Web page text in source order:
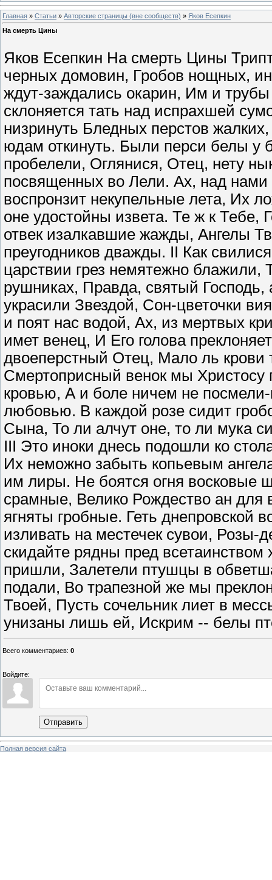
Главная » Статьи » Авторские страницы (вне сообществ) » Яков Есепкин
На смерть Цины
Яков Есепкин На смерть Цины
черных домовин, Гробов нощных,
ждут-заждались окарин, Им и
склоняется тать над испрахшей
низринуть Бледных перстов
юдам откинуть. Были перси белы у
пробелели, Оглянися, Отец, нету
посвященных во Лели. Ах, над
воспронзит некупельные лета, Их
оне удостойны извета. Те ж к Тебе,
отвек изалкавшие жажды, Ангелы
преугодников дважды. II Как
царствии грез немятежно блажили,
рушниках, Правда, святый
украсили Звездой, Сон-цветочки
и поят нас водой, Ах, из мертвых
имет венец, И Его голова
двоеперстный Отец, Мало ль крови
Смертоприсный венок мы Христосу
кровью, А и боле ничем не
любовью. В каждой розе сидит
Сына, То ли алчут оне, то ли мука
III Это иноки днесь подошли ко
Их неможно забыть копьевым
им лиры. Не боятся огня восковые
срамные, Велико Рождество ан для
ягняты гробные. Геть днепровской
изливать на местечек сувои, Розы-
скидайте рядны пред
пришли, Залетели птушцы в
подали, Во трапезной же мы
Твоей, Пусть сочельник лиет в
унизаны лишь ей, Искрим -- белы
Всего комментариев: 0
Войдите:
Отправить
Полная версия сайта